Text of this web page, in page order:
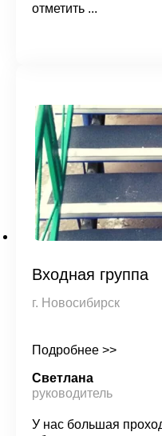
отметить ...
Входная группа
г. Новосибирск
Подробнее >>
Светлана
руководитель
У нас большая